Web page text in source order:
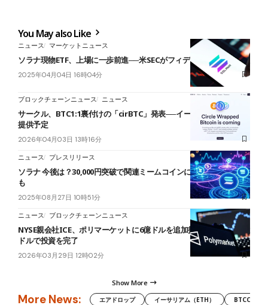
You May also Like
ニュース マーケットニュース
ソラナ現物ETF、上場に一歩前進──米SECがフィデリティ申請を受理
2025年04月04日 16時04分
ブロックチェーンニュース ニュース
サークル、BTC1:1裏付けの「cirBTC」発表──イーサリアムとArcで
提供予定
2026年04月03日 13時16分
ニュース プレスリリース
ソラナ 今後は？30,000円突破で関連ミームコインに資金流入の流れ
も
2025年08月27日 10時51分
ニュース ブロックチェーンニュース
NYSE親会社ICE、ポリマーケットに6億ドルを追加投資──総額16.4億
ドルで投資を完了
2026年03月29日 12時02分
Show More
More News: エアドロップ イーサリアム（ETH） BTCC